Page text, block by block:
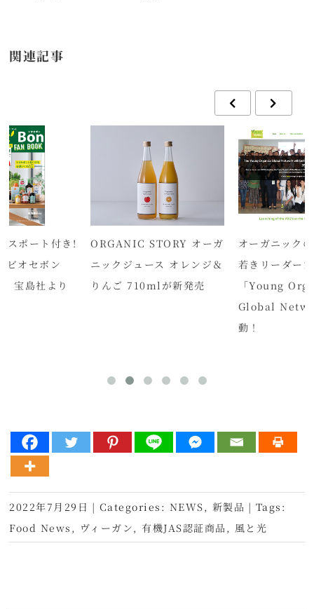
関連記事
スポート付き!
ビオセボン
宝島社より
ORGANIC STORY オーガ
ニックジュース オレンジ＆
りんご 710mlが新発売
オーガニック
若きリーダー
「Young
Global
動！
2022年7月29日 | Categories: NEWS , 新製品 | Tags:
Food News , ヴィーガン , 有機JAS認証商品 , 風と光